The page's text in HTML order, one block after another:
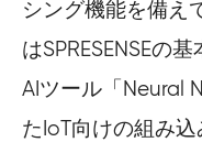
シング機能を備え
はSPRESENSEの
AIツール「Neural
たIoT向けの組み